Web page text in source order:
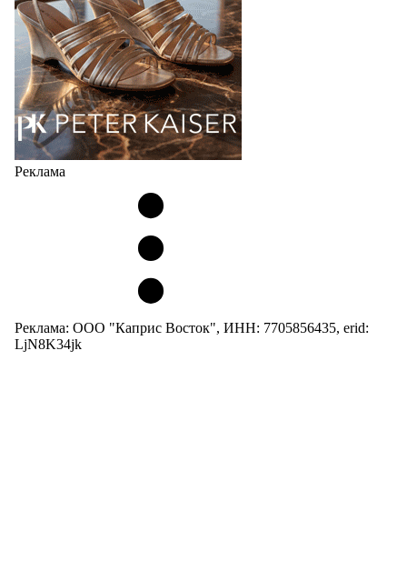
05.08.2026 3960
Реклама
Реклама: ООО "Каприс Восток", ИНН: 7705856435, erid:
LjN8K34jk